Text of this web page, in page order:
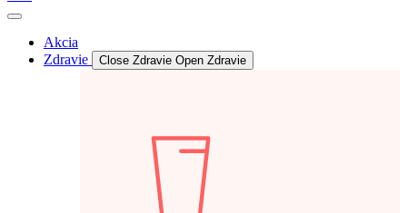
Akcia
Zdravie
Close Zdravie Open Zdravie